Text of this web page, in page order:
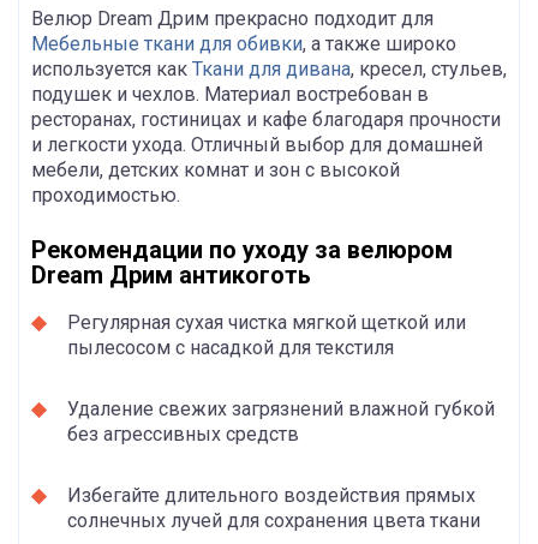
Велюр Dream Дрим прекрасно подходит для
Мебельные ткани для обивки, а также широко
используется как Ткани для дивана, кресел, стульев,
подушек и чехлов. Материал востребован в
ресторанах, гостиницах и кафе благодаря прочности
и легкости ухода. Отличный выбор для домашней
мебели, детских комнат и зон с высокой
проходимостью.
Рекомендации по уходу за велюром
Dream Дрим антикоготь
Регулярная сухая чистка мягкой щеткой или
пылесосом с насадкой для текстиля
Удаление свежих загрязнений влажной губкой
без агрессивных средств
Избегайте длительного воздействия прямых
солнечных лучей для сохранения цвета ткани